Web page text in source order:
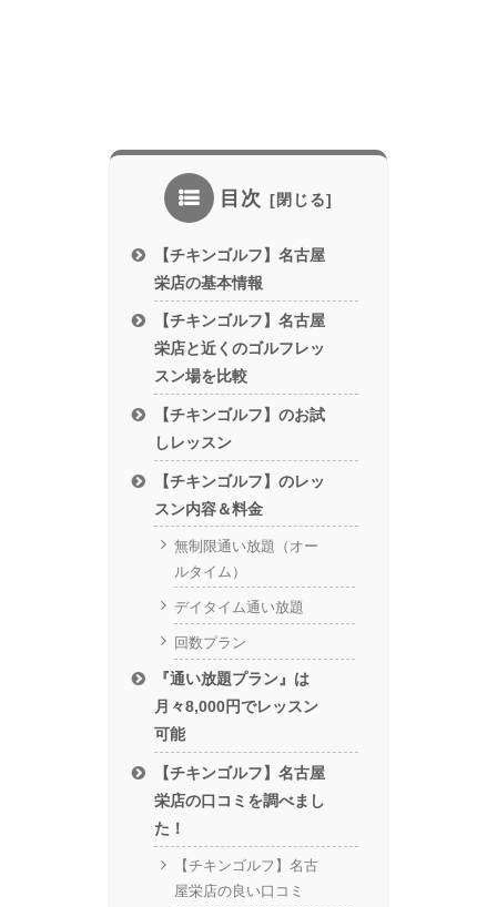
目次
【チキンゴルフ】名古屋
栄店の基本情報
【チキンゴルフ】名古屋
栄店と近くのゴルフレッ
スン場を比較
【チキンゴルフ】のお試
しレッスン
【チキンゴルフ】のレッ
スン内容＆料金
無制限通い放題（オー
ルタイム）
デイタイム通い放題
回数プラン
『通い放題プラン』は
月々8,000円でレッスン
可能
【チキンゴルフ】名古屋
栄店の口コミを調べまし
た！
【チキンゴルフ】名古
屋栄店の良い口コミ